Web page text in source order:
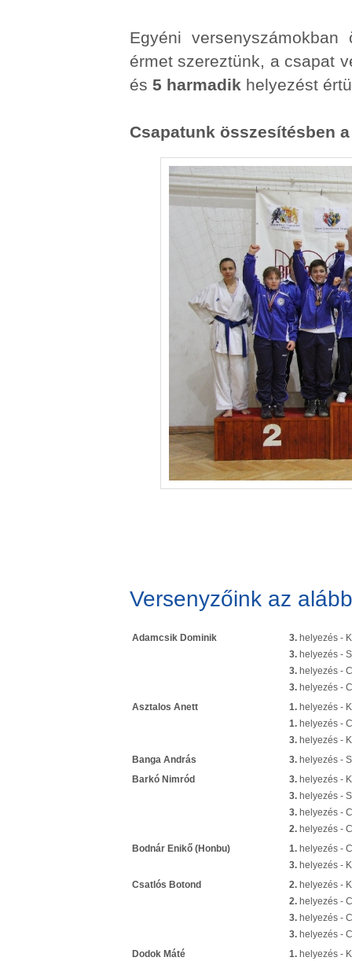
Egyéni
érmet szereztünk, a csapat
és 5 harmadik helyezést
Csapatunk összesítésben
Versenyzőink az
Adamcsik Dominik 3. helyezés -
3. helyezés -
3. helyezés -
3. helyezés -
Asztalos Anett
1. helyezés -
1. helyezés -
3. helyezés -
Banga András
3. helyezés -
Barkó Nimród
3. helyezés -
3. helyezés -
3. helyezés -
2. helyezés -
Bodnár Enikő (Honbu)
1. helyezés -
3. helyezés -
Csatlós Botond
2. helyezés -
2. helyezés -
3. helyezés -
3. helyezés -
Dodok Máté
1. helyezés -